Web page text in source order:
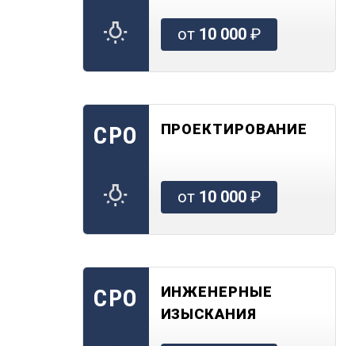
от 10 000₽
СРО ПРОЕКТИРОВАНИЕ
от 10 000₽
СРО
ИНЖЕНЕРНЫЕ
ИЗЫСКАНИЯ